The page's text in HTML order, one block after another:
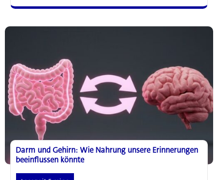
schnellerem
Abbau
Darm und Gehirn: Wie Nahrung unsere Erinnerungen
beeinflussen könnte